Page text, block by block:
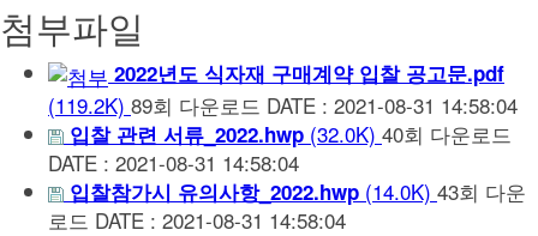
첨부파일
2022년도 식자재 구매계약 입찰 공고문.pdf
(119.2K) 89회 다운로드 DATE : 2021-08-31 14:58:04
입찰 관련 서류_2022.hwp (32.0K) 40회 다운로드
DATE : 2021-08-31 14:58:04
입찰참가시 유의사항_2022.hwp (14.0K) 43회 다운
로드 DATE : 2021-08-31 14:58:04